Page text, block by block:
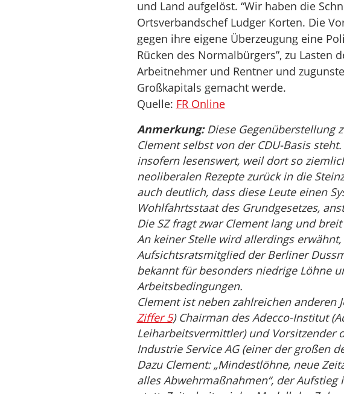
und Land aufgelöst. “Wir haben die
Ortsverbandschef Ludger Korten. Die
gegen ihre eigene Überzeugung eine
Rücken des Normalbürgers”, zu Lasten
Arbeitnehmer und Rentner und
Großkapitals gemacht werde.
Quelle: FR Online
Anmerkung:Diese Gegenüberstellung
Clement selbst von der CDU-Basis
insofern lesenswert, weil dort so
neoliberalen Rezepte zurück in die
auch deutlich, dass diese Leute einen
Wohlfahrtsstaat des Grundgesetzes,
Die SZ fragt zwar Clement lang und
An keiner Stelle wird allerdings erwähnt,
Aufsichtsratsmitglied der Berliner
bekannt für besonders niedrige Löhne
Arbeitsbedingungen.
Clement ist neben zahlreichen anderen
Ziffer 5) Chairman des Adecco-Institut
Leiharbeitsvermittler) und Vorsitzender
Industrie Service AG (einer der großen
Dazu Clement: „Mindestlöhne, neue
alles Abwehrmaßnahmen“, der